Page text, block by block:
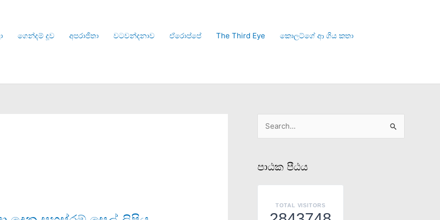
ගෙන්දම් දූව අපරාජිතා වටවන්දනාව ඒරොප්පේ The Third Eye
කොලට්ගේ ආ ගිය කතා
r
c
පාඨක පීඨය
TOTAL VISITORS